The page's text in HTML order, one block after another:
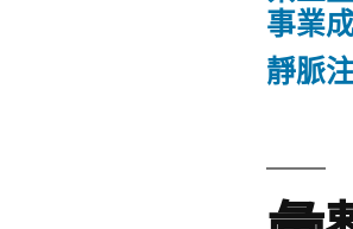
事業
靜脈